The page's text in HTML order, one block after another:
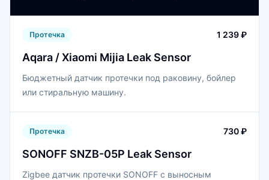
Протечка 1 239 ₽
Aqara / Xiaomi Mijia Leak Sensor
Бюджетный датчик протечки под раковину, бойлер
или стиральную машину.
Протечка 730 ₽
SONOFF SNZB-05P Leak Sensor
Zigbee датчик протечки SONOFF с выносным